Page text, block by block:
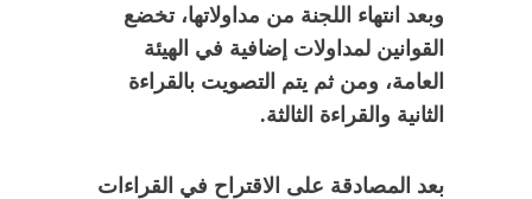
وبعد انتهاء اللجنة من مداولاتها، تخضع
القوانين لمداولات إضافية في الهيئة
العامة، ومن ثم يتم التصويت بالقراءة
الثانية والقراءة الثالثة.
بعد المصادقة على الاقتراح في القراءات